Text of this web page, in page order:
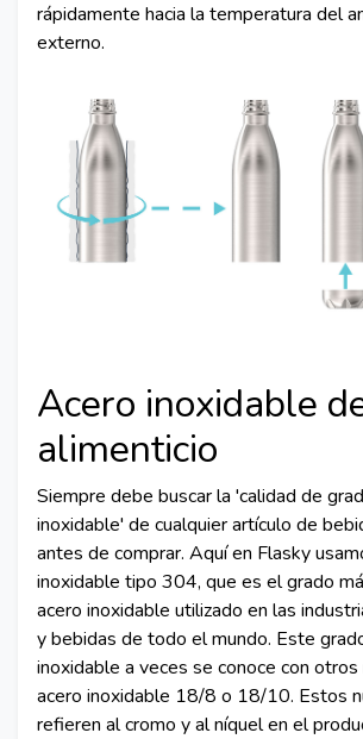
rápidamente hacia la temperatura del
externo.
Acero inoxidable
alimenticio
Siempre debe buscar la 'calidad de
inoxidable' de cualquier artículo de
antes de comprar. Aquí en Flasky
inoxidable tipo 304, que es el grado
acero inoxidable utilizado en las
y bebidas de todo el mundo. Este
inoxidable a veces se conoce con
acero inoxidable 18/8 o 18/10. Estos
refieren al cromo y al níquel en el